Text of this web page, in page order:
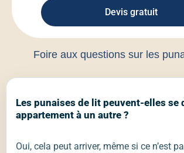
Devis gratuit
Foire aux questions sur les
Les punaises de lit peuvent-elles se
appartement à un autre ?
Oui, cela peut arriver, même si ce n’est